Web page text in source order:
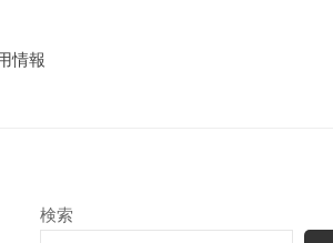
情報
検索